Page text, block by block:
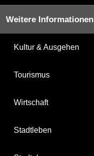
Weitere Informationen
Kultur & Ausgehen
Tourismus
Wirtschaft
Stadtleben